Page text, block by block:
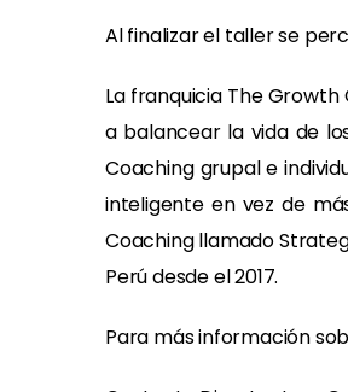
Al finalizar el taller se
La franquicia The
a balancear la vida de
Coaching grupal e
inteligente en vez de
Coaching llamado
Perú desde el 2017.
Para más información